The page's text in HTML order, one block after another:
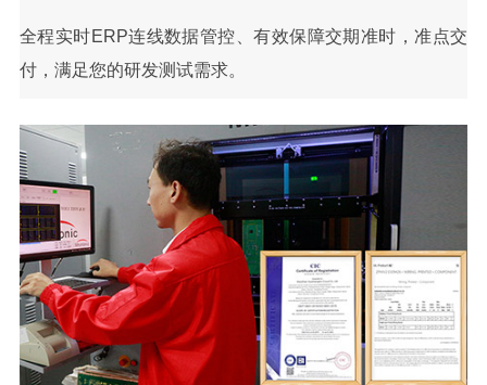
全程实时ERP连线数据管控、有效保障交期准时，准点交
付，满足您的研发测试需求。